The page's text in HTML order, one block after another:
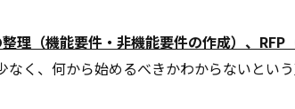
理（機能要件・非機能要件の作成）、RFP
く、何から始めるべきかわからないとい